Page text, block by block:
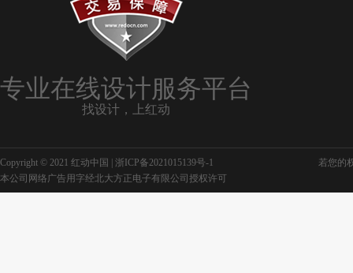
公馆楼书设计
高档商业楼书设计
专业在线设计服务平台
找设计，上红动
Copyright © 2021 红动中国 | 浙ICP备2021015139号-1
若您的
本公司网络广告用字经北大方正电子有限公司授权许可